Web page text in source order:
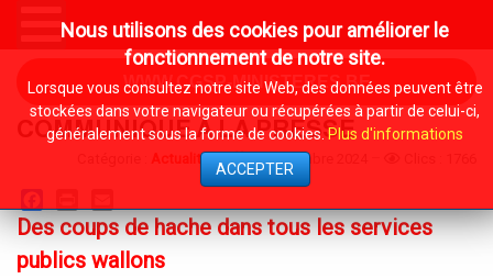
WWW.CGSP-MINISTERES.BE
COMMUNIQUE A LA PRESSE
Actualités 13 Décembre 2024
Facebook
PrintEmail
Des coups de hache dans tous les services
publics wallons
Nous utilisons des cookies pour améliorer le
fonctionnement de notre site.
Lorsque vous consultez notre site Web, des données peuvent être
stockées dans votre navigateur ou récupérées à partir de celui-ci,
généralement sous la forme de cookies. Plus d'informations
ACCEPTER